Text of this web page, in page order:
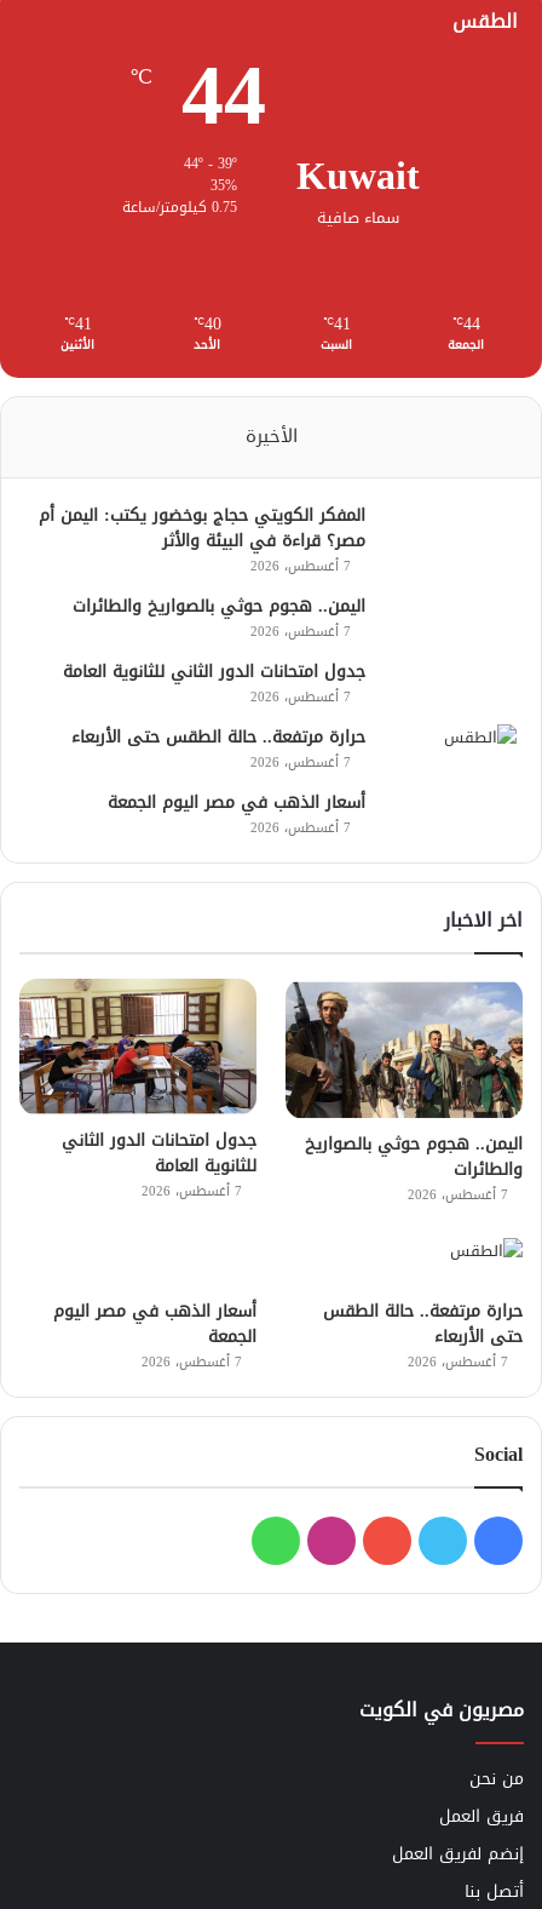
الطقس
Kuwait
سماء صافية
44
℃
35%
0.75 كيلومتر/ساعة
44
℃
الجمعة
41
℃
السبت
40
℃
الأحد
41
℃
الأثنين
الأخيرة
المفكر الكويتي حجاج بوخضور يكتب: اليمن أم
مصر؟ قراءة في البيئة والأثر
7 أغسطس، 2026
اليمن.. هجوم حوثي بالصواريخ والطائرات
7 أغسطس، 2026
جدول امتحانات الدور الثاني للثانوية العامة
7 أغسطس، 2026
حرارة مرتفعة.. حالة الطقس حتى الأربعاء
7 أغسطس، 2026
أسعار الذهب في مصر اليوم الجمعة
7 أغسطس، 2026
اخر الاخبار
اليمن.. هجوم حوثي بالصواريخ
والطائرات
7 أغسطس، 2026
جدول امتحانات الدور الثاني
للثانوية العامة
7 أغسطس، 2026
حرارة مرتفعة.. حالة الطقس
حتى الأربعاء
7 أغسطس، 2026
أسعار الذهب في مصر اليوم
الجمعة
7 أغسطس، 2026
Social
فيسبوك
تويتر يوتيوبانستقرامواتساب
مصريون في الكويت
من نحن
فريق العمل
إنضم لفريق العمل
أتصل بنا